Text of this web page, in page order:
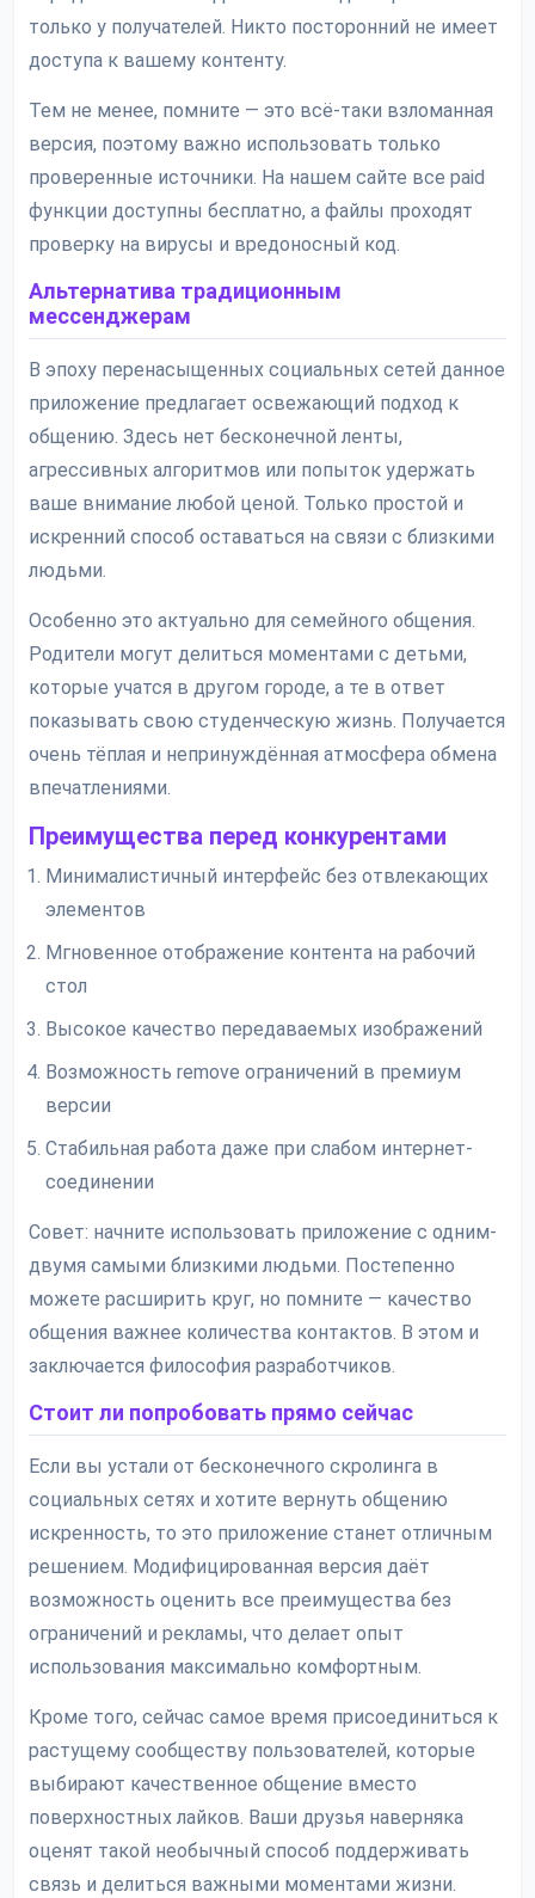
только у получателей. Никто посторонний не имеет
доступа к вашему контенту.
Тем не менее, помните — это всё-таки взломанная
версия, поэтому важно использовать только
проверенные источники. На нашем сайте все paid
функции доступны бесплатно, а файлы проходят
проверку на вирусы и вредоносный код.
Альтернатива традиционным
мессенджерам
В эпоху перенасыщенных социальных сетей данное
приложение предлагает освежающий подход к
общению. Здесь нет бесконечной ленты,
агрессивных алгоритмов или попыток удержать
ваше внимание любой ценой. Только простой и
искренний способ оставаться на связи с близкими
людьми.
Особенно это актуально для семейного общения.
Родители могут делиться моментами с детьми,
которые учатся в другом городе, а те в ответ
показывать свою студенческую жизнь. Получается
очень тёплая и непринуждённая атмосфера обмена
впечатлениями.
Преимущества перед конкурентами
Минималистичный интерфейс без отвлекающих
элементов
Мгновенное отображение контента на рабочий
стол
Высокое качество передаваемых изображений
Возможность remove ограничений в премиум
версии
Стабильная работа даже при слабом интернет-
соединении
Совет: начните использовать приложение с одним-
двумя самыми близкими людьми. Постепенно
можете расширить круг, но помните — качество
общения важнее количества контактов. В этом и
заключается философия разработчиков.
Стоит ли попробовать прямо сейчас
Если вы устали от бесконечного скролинга в
социальных сетях и хотите вернуть общению
искренность, то это приложение станет отличным
решением. Модифицированная версия даёт
возможность оценить все преимущества без
ограничений и рекламы, что делает опыт
использования максимально комфортным.
Кроме того, сейчас самое время присоединиться к
растущему сообществу пользователей, которые
выбирают качественное общение вместо
поверхностных лайков. Ваши друзья наверняка
оценят такой необычный способ поддерживать
связь и делиться важными моментами жизни.